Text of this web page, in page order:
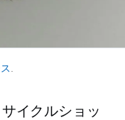
.
イクルショッ